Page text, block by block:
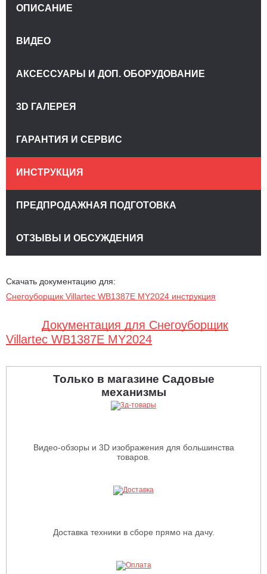
Скачать документацию для:
Снегоуборщик Villartec WB1387E MY2024 инструкция
Документация для Снегоуборщик
Villartec WB1387E MY2024
ОПИСАНИЕ
ВИДЕО
АКСЕССУАРЫ И ДОП. ОБОРУДОВАНИЕ
3D ГАЛЕРЕЯ
ГАРАНТИЯ И СЕРВИС
ИНСТРУКЦИЯ
ПРЕДПРОДАЖНАЯ ПОДГОТОВКА
ОТЗЫВЫ И ОБСУЖДЕНИЯ
Только в магазине Садовые
механизмы
Видео-обзоры и 3D изображения для большинства
товаров.
Доставка техники в сборе прямо на дачу.